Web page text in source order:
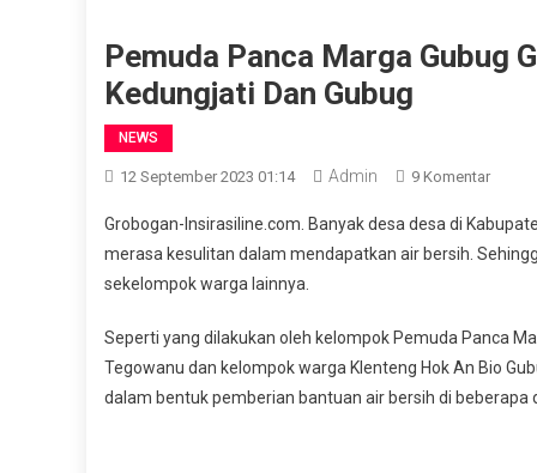
Pemuda Panca Marga Gubug
Kedungjati Dan Gubug
NEWS
12 September 2023 01:14 Admin 9 KomentarPada
Panca
Marga
Air
Bersih
Grobogan-Insirasiline.com. Banyak desa desa di
merasa kesulitan dalam mendapatkan air bersih.
sekelompok warga lainnya.
Seperti yang dilakukan oleh kelompok Pemuda Panca
Tegowanu dan kelompok warga Klenteng Hok An Bio
dalam bentuk pemberian bantuan air bersih di beberapa